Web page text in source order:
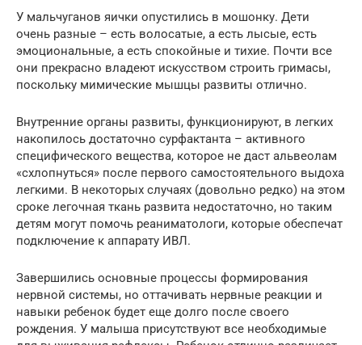
У мальчуганов яички опустились в мошонку. Дети
очень разные – есть волосатые, а есть лысые, есть
эмоциональные, а есть спокойные и тихие. Почти все
они прекрасно владеют искусством строить гримасы,
поскольку мимические мышцы развиты отлично.
Внутренние органы развиты, функционируют, в легких
накопилось достаточно сурфактанта – активного
специфического вещества, которое не даст альвеолам
«схлопнуться» после первого самостоятельного выдоха
легкими. В некоторых случаях (довольно редко) на этом
сроке легочная ткань развита недостаточно, но таким
детям могут помочь реаниматологи, которые обеспечат
подключение к аппарату ИВЛ.
Завершились основные процессы формирования
нервной системы, но оттачивать нервные реакции и
навыки ребенок будет еще долго после своего
рождения. У малыша присутствуют все необходимые